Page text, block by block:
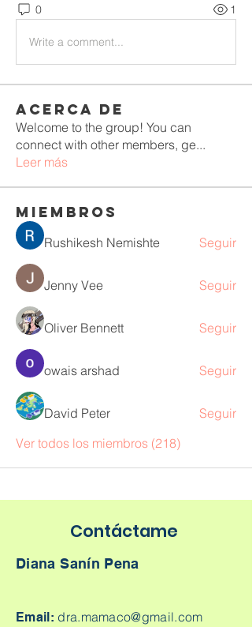
0 1
Write a comment...
Acerca de
Welcome to the group! You can
connect with other members, ge...
Leer más
Miembros
Rushikesh Nemishte Seguir
Jenny Vee Seguir
Oliver Bennett Seguir
owais arshad Seguir
David Peter
Seguir
Ver todos los miembros (218)
Contáctame
Diana Sanín Pena
Email: dra.mamaco@gmail.com